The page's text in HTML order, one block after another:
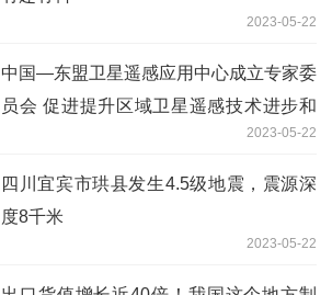
2023-05-22
中国—东盟卫星遥感应用中心成立专家委
员会 促进提升区域卫星遥感技术进步和
2023-05-22
四川宜宾市珙县发生4.5级地震，震源深
度8千米
2023-05-22